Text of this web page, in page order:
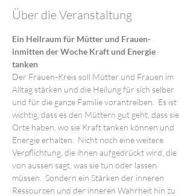
Über die Veranstaltung
Ein Heilraum für Mütter und Frauen-
inmitten der Woche Kraft und Energie
tanken
Der Frauen-Kreis soll Mütter und Frauen im
Alltag stärken und die Heilung für sich selber
und für die ganze Familie vorantreiben.  Es ist
wichtig, dass es den Müttern gut geht, dass sie
Orte haben, wo sie Kraft tanken können und
Energie erhalten.  Nicht noch eine weitere
Verpflichtung, die ihnen aufgedrückt wird, die
von aussen sagt, was sie tun oder lassen
müssen.  Sondern ein Stärken der inneren
Ressourcen und der inneren Wahrheit hin zu